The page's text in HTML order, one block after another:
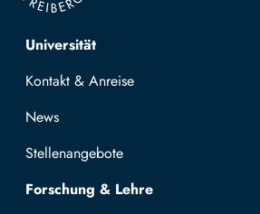
Top navigation
Universität
Kontakt & Anreise
News
Stellenangebote
Forschung & Lehre